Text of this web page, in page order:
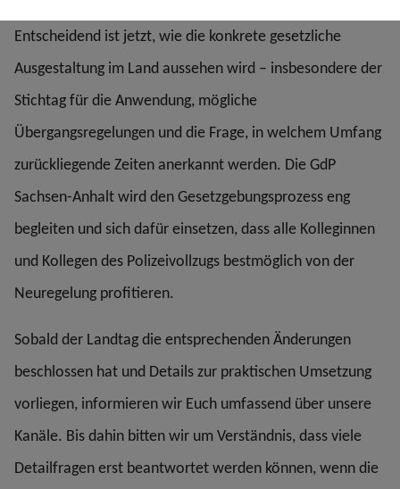
Entscheidend ist jetzt, wie die konkrete gesetzliche
Ausgestaltung im Land aussehen wird – insbesondere der
Stichtag für die Anwendung, mögliche
Übergangsregelungen und die Frage, in welchem Umfang
zurückliegende Zeiten anerkannt werden. Die GdP
Sachsen-Anhalt wird den Gesetzgebungsprozess eng
begleiten und sich dafür einsetzen, dass alle Kolleginnen
und Kollegen des Polizeivollzugs bestmöglich von der
Neuregelung profitieren.
Sobald der Landtag die entsprechenden Änderungen
beschlossen hat und Details zur praktischen Umsetzung
vorliegen, informieren wir Euch umfassend über unsere
Kanäle. Bis dahin bitten wir um Verständnis, dass viele
Detailfragen erst beantwortet werden können, wenn die